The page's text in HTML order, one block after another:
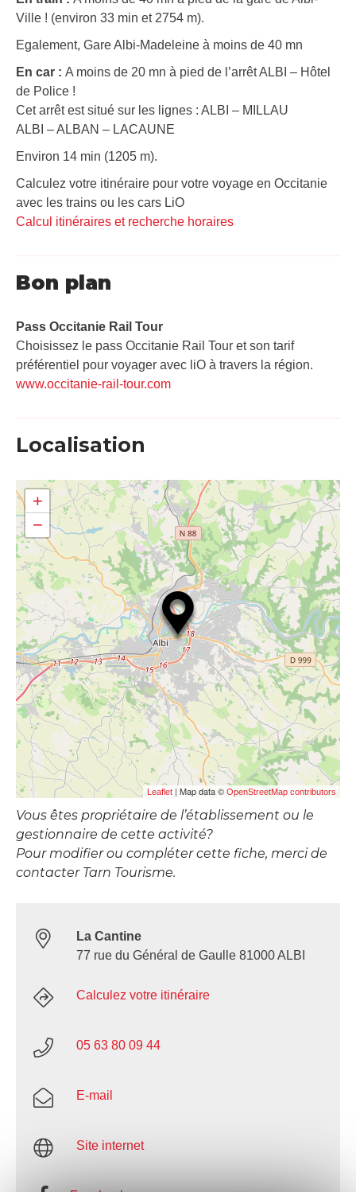
Ville ! (environ 33 min et 2754 m).
Egalement, Gare Albi-Madeleine à moins de 40 mn
En car : A moins de 20 mn à pied de l’arrêt ALBI – Hôtel
de Police !
Cet arrêt est situé sur les lignes : ALBI – MILLAU
ALBI – ALBAN – LACAUNE
Environ 14 min (1205 m).
Calculez votre itinéraire pour votre voyage en Occitanie
avec les trains ou les cars LiO
Calcul itinéraires et recherche horaires
Bon plan
Pass Occitanie Rail Tour​
Choisissez le pass Occitanie Rail Tour et son tarif
préférentiel pour voyager avec liO à travers la région.
www.occitanie-rail-tour.com
Localisation
+
−
Leaflet | Map data © OpenStreetMap contributors
Vous êtes propriétaire de l’établissement ou le
gestionnaire de cette activité?
Pour modifier ou compléter cette fiche, merci de
contacter Tarn Tourisme.
La Cantine
77 rue du Général de Gaulle 81000 ALBI
Calculez votre itinéraire
05 63 80 09 44
E-mail
Site internet